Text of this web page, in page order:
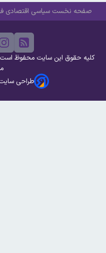
صفحه نخست سیاسی اقتصادی
کلیه حقوق این سایت محفوظ است
طراحی سایت